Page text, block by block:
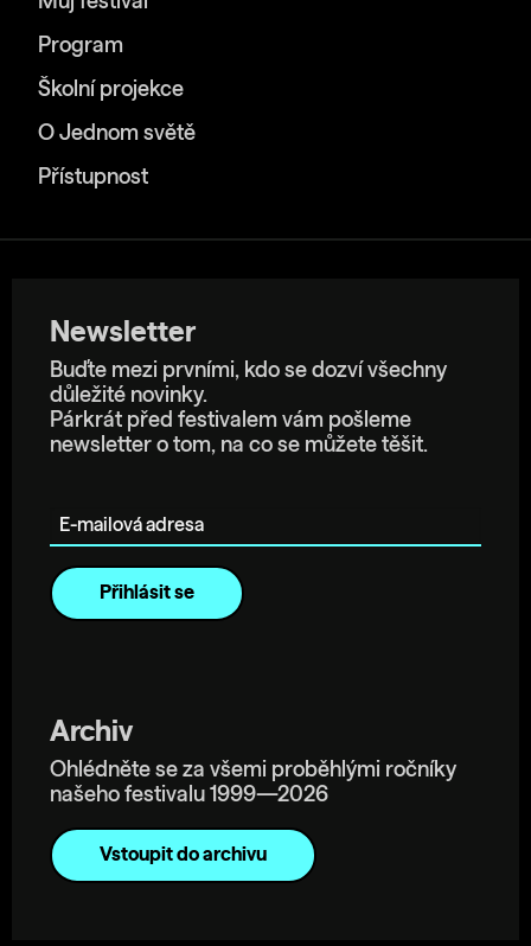
Program
Školní projekce
O Jednom světě
Přístupnost
Newsletter
Buďte mezi prvními, kdo se dozví všechny
důležité novinky.
Párkrát před festivalem vám pošleme
newsletter o tom, na co se můžete těšit.
Archiv
Ohlédněte se za všemi proběhlými ročníky
našeho festivalu 1999—2026
Vstoupit do archivu